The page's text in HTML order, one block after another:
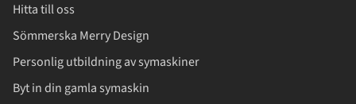
Hitta till oss
Sömmerska Merry Design
Personlig utbildning av symaskiner
Byt in din gamla symaskin